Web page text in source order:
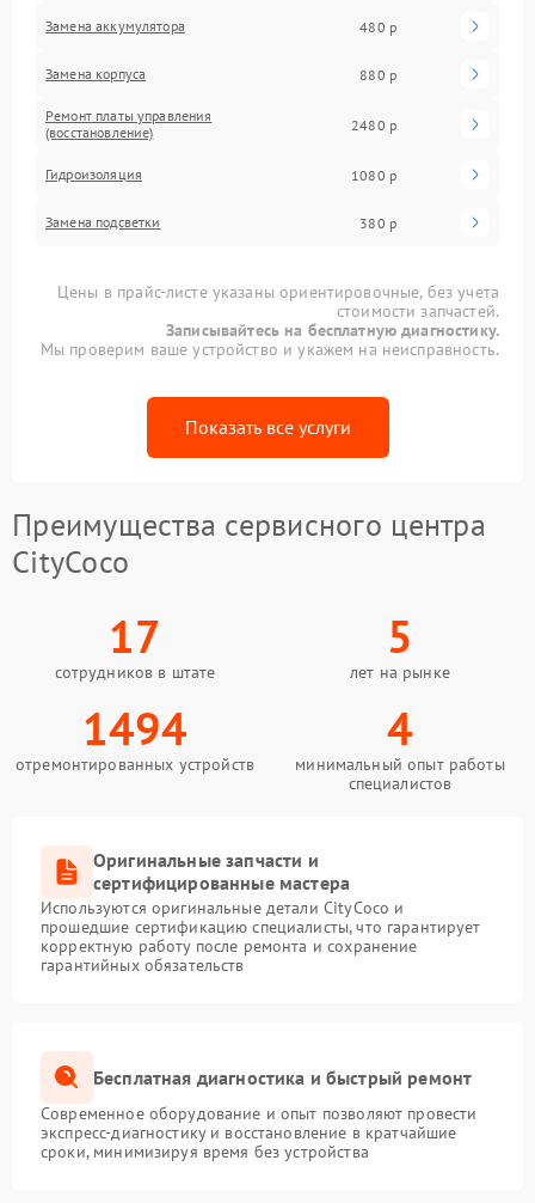
Замена аккумулятора 480 р
Замена корпуса 880 р
Ремонт платы управления
(восстановление)
2480 р
Гидроизоляция 1080 р
Замена подсветки 380 р
Цены в прайс-листе указаны ориентировочные, без учета
стоимости запчастей.
Записывайтесь на бесплатную диагностику.
Мы проверим ваше устройство и укажем на неисправность.
Показать все услуги
Преимущества сервисного центра
CityCoco
17
сотрудников в штате
5
лет на рынке
1494
отремонтированных устройств
4
минимальный опыт работы
специалистов
Оригинальные запчасти и
сертифицированные мастера
Используются оригинальные детали CityCoco и
прошедшие сертификацию специалисты, что гарантирует
корректную работу после ремонта и сохранение
гарантийных обязательств
Бесплатная диагностика и быстрый ремонт
Современное оборудование и опыт позволяют провести
экспресс-диагностику и восстановление в кратчайшие
сроки, минимизируя время без устройства